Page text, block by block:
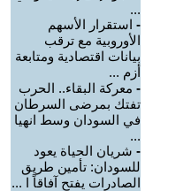
...
- استقرار الأسهم
الأوروبية مع ترقب
بيانات اقتصادية ومتابعة
أزم ...
- معركة البقاء.. الحرب
تفتك بمرضى السرطان
في السودان وسط انهيا
...
- شريان الحياة يعود
للسودان: تأمين طريق
الصادرات يفتح آفاقاً ا ...